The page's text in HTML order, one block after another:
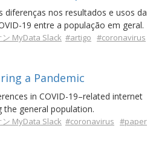
nos resultados e usos da
19 entre a população em geral.
ン MyData Slack #artigo #coronavirus
a Pandemic
in COVID-19–related internet
general population.
ン MyData Slack #coronavirus #paper